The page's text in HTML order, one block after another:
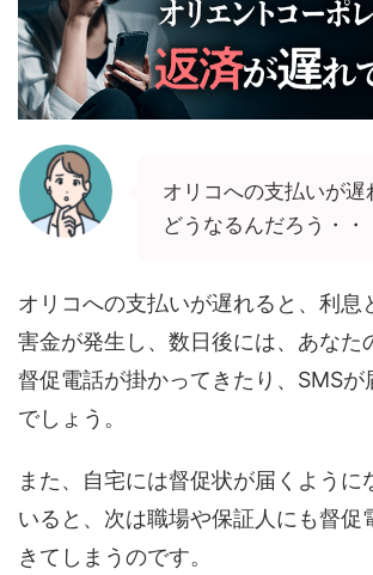
オリコへの支払いが遅
どうなるんだろう・・
オリコへの支払いが遅れると、利息
害金が発生し、数日後には、あなた
督促電話が掛かってきたり、SMSが
でしょう。
また、自宅には督促状が届くように
いると、次は職場や保証人にも督促
きてしまうのです。